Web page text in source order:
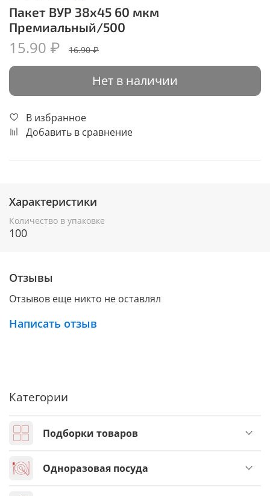
Пакет ВУР 38х45 60 мкм
Премиальный/500
15.90 ₽ 16.90 ₽
Нет в наличии
В избранное
Добавить в сравнение
Характеристики
Количество в упаковке
100
Отзывы
Отзывов еще никто не оставлял
Написать отзыв
Категории
Подборки товаров
Одноразовая посуда